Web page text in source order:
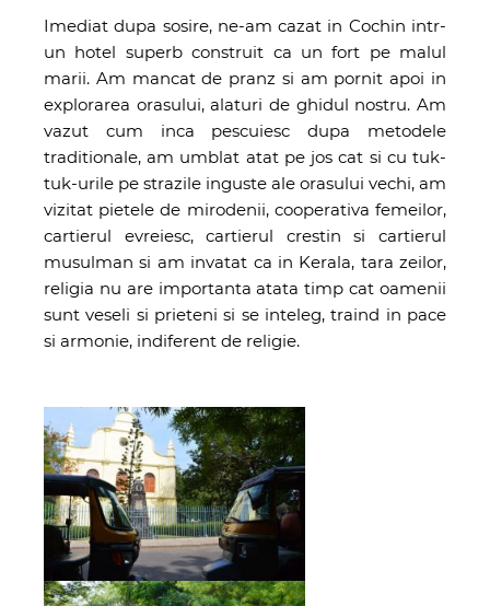
Imediat dupa sosire, ne-am cazat in Cochin intr-
un hotel superb construit ca un fort pe malul
marii. Am mancat de pranz si am pornit apoi in
explorarea orasului, alaturi de ghidul nostru. Am
vazut cum inca pescuiesc dupa metodele
traditionale, am umblat atat pe jos cat si cu tuk-
tuk-urile pe strazile inguste ale orasului vechi, am
vizitat pietele de mirodenii, cooperativa femeilor,
cartierul evreiesc, cartierul crestin si cartierul
musulman si am invatat ca in Kerala, tara zeilor,
religia nu are importanta atata timp cat oamenii
sunt veseli si prieteni si se inteleg, traind in pace
si armonie, indiferent de religie.